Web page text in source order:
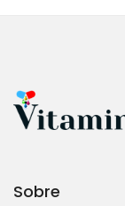
Sobre